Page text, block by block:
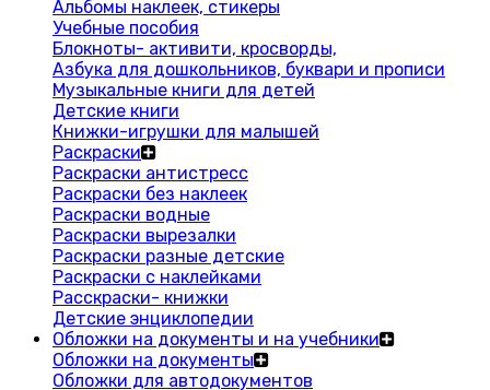
Альбомы наклеек, стикеры
Учебные пособия
Блокноты- активити, кросворды,
Азбука для дошкольников, буквари и прописи
Музыкальные книги для детей
Детские книги
Книжки-игрушки для малышей
Раскраски
Раскраски антистресс
Раскраски без наклеек
Раскраски водные
Раскраски вырезалки
Раскраски разные детские
Раскраски с наклейками
Расскраски- книжки
Детские энциклопедии
Обложки на документы и на учебники
Обложки на документы
Обложки для автодокументов